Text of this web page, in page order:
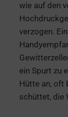
wie auf den
verzogen.
ein Spurt zu
Hütte an, oft
schüttet, die